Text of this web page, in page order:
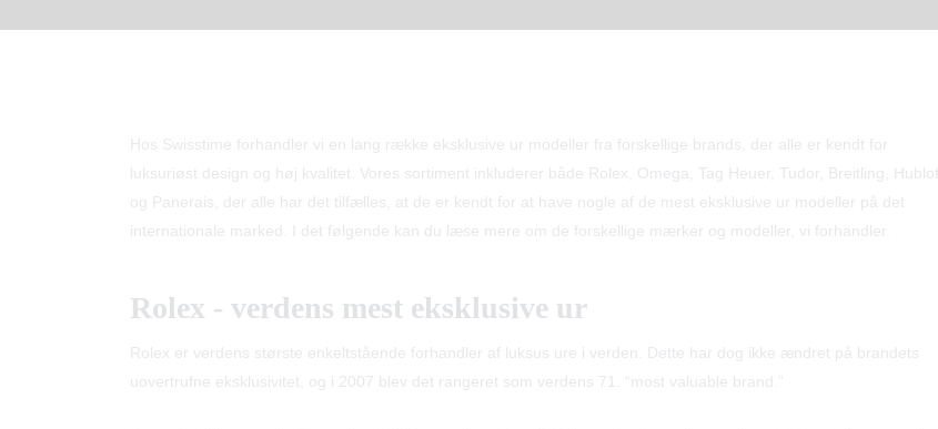
Hos Swisstime forhandler vi en lang række eksklusive ur modeller fra forskellige brands, der alle er kendt for
luksuriøst design og høj kvalitet. Vores sortiment inkluderer både Rolex, Omega, Tag Heuer, Tudor, Breitling, Hublot
og Panerais, der alle har det tilfælles, at de er kendt for at have nogle af de mest eksklusive ur modeller på det
internationale marked. I det følgende kan du læse mere om de forskellige mærker og modeller, vi forhandler.
Rolex - verdens mest eksklusive ur
Rolex er verdens største enkeltstående forhandler af luksus ure i verden. Dette har dog ikke ændret på brandets
uovertrufne eksklusivitet, og i 2007 blev det rangeret som verdens 71. “most valuable brand.”